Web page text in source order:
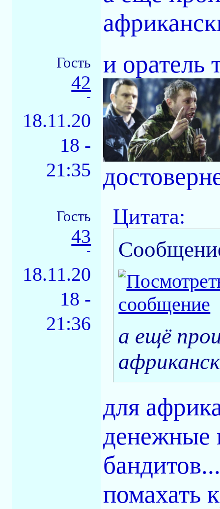
Гость
42
-
18.11.20
18 -
21:35
и оратель
Гость
43
-
18.11.20
18 -
21:36
Цитата:
а ещё
для
денежные
помахать